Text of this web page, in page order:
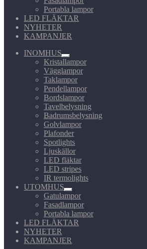
Portabla lampor
LED FLÄKTAR
NYHETER
KAMPANJER
INOMHUS
Expandera
undermeny
Kristallampor
Vägglampor
Taklampor
Pendellampor
Bordslampor
Tavelbelysning
Badrumsbelysning
Golvlampor
Plafonder
Spotlights
Ljuskällor
LED fläktar
LED stripes
IR termolights
UTOMHUS
Expandera
undermeny
Gatulampor
Fasadlampor
Portabla lampor
LED FLÄKTAR
NYHETER
KAMPANJER